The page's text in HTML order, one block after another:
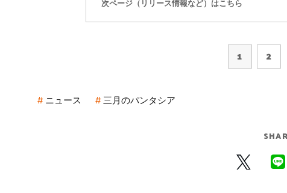
次ページ（リリース情報など）はこちら
1 2
ニュース 三月のパンタシア